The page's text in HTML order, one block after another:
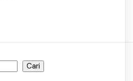
Cari